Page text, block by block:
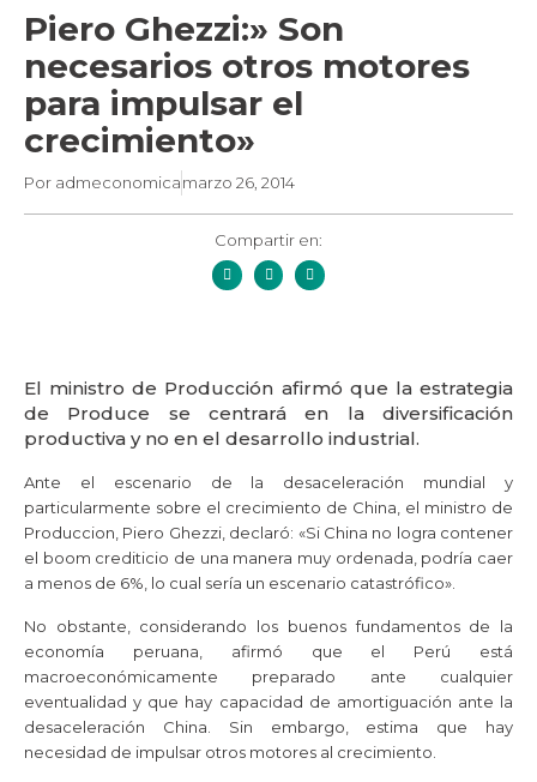
Piero Ghezzi:» Son
necesarios otros motores
para impulsar el
crecimiento»
Por admeconomicamarzo 26, 2014
Compartir en:
El ministro de Producción afirmó que la estrategia
de Produce se centrará en la diversificación
productiva y no en el desarrollo industrial.
Ante el escenario de la desaceleración mundial y
particularmente sobre el crecimiento de China, el ministro de
Produccion, Piero Ghezzi, declaró: «Si China no logra contener
el boom crediticio de una manera muy ordenada, podría caer
a menos de 6%, lo cual sería un escenario catastrófico».
No obstante, considerando los buenos fundamentos de la
economía peruana, afirmó que el Perú está
macroeconómicamente preparado ante cualquier
eventualidad y que hay capacidad de amortiguación ante la
desaceleración China. Sin embargo, estima que hay
necesidad de impulsar otros motores al crecimiento.